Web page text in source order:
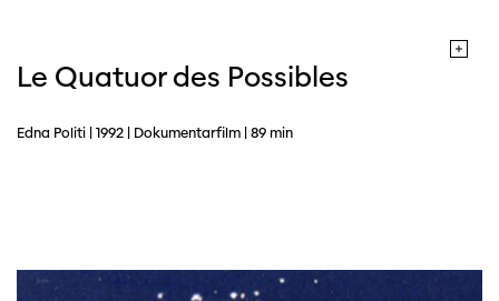
Le Quatuor des Possibles
Edna Politi | 1992 | Dokumentarfilm | 89 min